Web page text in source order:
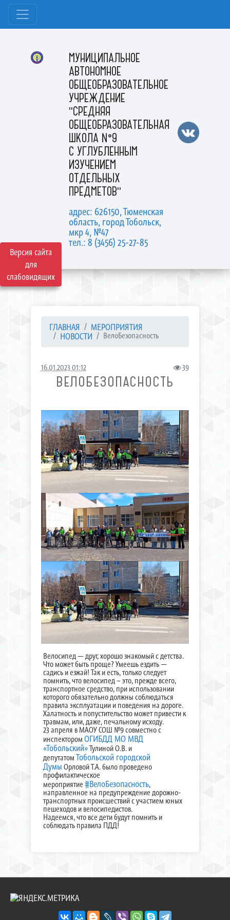
Версия сайта
для
слабовидящих
МУНИЦИПАЛЬНОЕ
АВТОНОМНОЕ
ОБЩЕОБРАЗОВАТЕЛЬНОЕ
УЧРЕЖДЕНИЕ
"СРЕДНЯЯ
ОБЩЕОБРАЗОВАТЕЛЬНАЯ
ШКОЛА №9
С УГЛУБЛЕННЫМ
ИЗУЧЕНИЕМ
ОТДЕЛЬНЫХ
ПРЕДМЕТОВ"
адрес: 626150, Тюменская
область, город Тобольск,
мкр 4, №47
тел.: 8 (3456) 25-27-85
ГЛАВНАЯ
МЕРОПРИЯТИЯ
НОВОСТИ
ВелоБезопасность
16.01.2023 01:12 39
ВЕЛОБЕЗОПАСНОСТЬ
Велосипед — друг, хорошо знакомый с детства.
Что может быть проще? Умеешь ездить —
садись и езжай! Так и есть, только следует
помнить, что велосипед – это, прежде всего,
транспортное средство, при использовании
которого обязательно должны соблюдаться
правила эксплуатации и поведения на дороге.
Халатность и попустительство может привести к
травмам, или, даже, печальному исходу.
23 апреля в МАОУ СОШ №9 совместно с
инспектором ОГИБДД МО МВД
«Тобольский»Тулиной О.В. и
депутатомТобольской городской
Думы Орловой Т.А. было проведено
профилактическое
мероприятие #ВелоБезопасность,
направленное на предупреждение дорожно-
транспортных происшествий с участием юных
пешеходов и велосипедистов.
Надеемся, что все дети будут помнить и
соблюдать правила ПДД!